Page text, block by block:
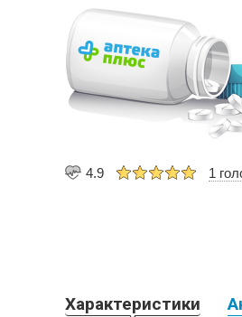
4.9 1
Характеристики